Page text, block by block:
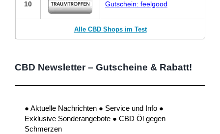
10 Gutschein: feelgood
Alle CBD Shops im Test
CBD Newsletter – Gutscheine & Rabatt!
● Aktuelle Nachrichten ● Service und Info ●
Exklusive Sonderangebote ● CBD Öl gegen
Schmerzen